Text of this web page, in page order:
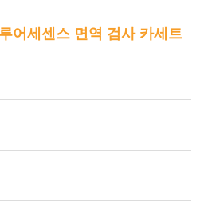
어세센스 면역 검사 카세트